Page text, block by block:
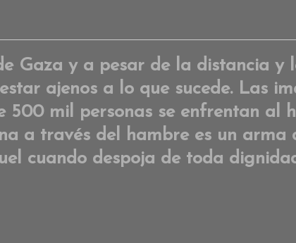
Gaza y a pesar de la distancia y
ajenos a lo que sucede. Las
500 mil personas se enfrentan al
a través del hambre es un
cuando despoja de toda